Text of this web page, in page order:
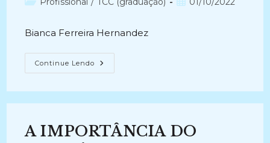
Bianca Ferreira Hernandez
Continue Lendo ESTUDO
SOBRE
NA
ARQUIVÍSTICA
BRASILEIRA
(2014)
A IMPORTÂNCIA DO